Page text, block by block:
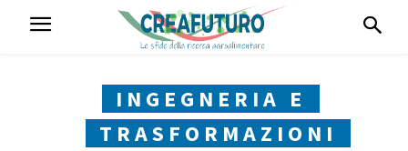
INGEGNERIA E
TRASFORMAZIONI